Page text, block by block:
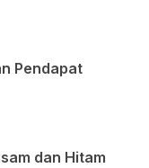
Pendapat
dan Hitam